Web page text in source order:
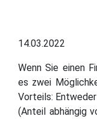
14.03.2022
Wenn Sie einen
es zwei
Vorteils:
(Anteil abhängig